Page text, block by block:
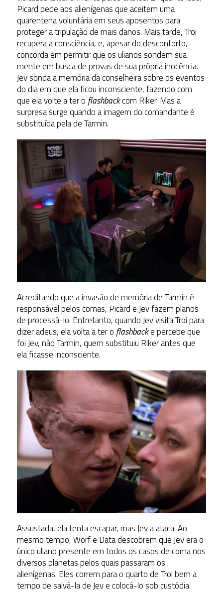
Picard pede aos alienígenas que aceitem uma
quarentena voluntária em seus aposentos para
proteger a tripulação de mais danos. Mais tarde, Troi
recupera a consciência, e, apesar do desconforto,
concorda em permitir que os ulianos sondem sua
mente em busca de provas de sua própria inocência.
Jev sonda a memória da conselheira sobre os eventos
do dia em que ela ficou inconsciente, fazendo com
que ela volte a ter o flashbackcom Riker. Mas a
surpresa surge quando a imagem do comandante é
substituída pela de Tarmin.
Acreditando que a invasão de memória de Tarmin é
responsável pelos comas, Picard e Jev fazem planos
de processá-lo. Entretanto, quando Jev visita Troi para
dizer adeus, ela volta a ter o flashbacke percebe que
foi Jev, não Tarmin, quem substituiu Riker antes que
ela ficasse inconsciente.
Assustada, ela tenta escapar, mas Jev a ataca. Ao
mesmo tempo, Worf e Data descobrem que Jev era o
único uliano presente em todos os casos de coma nos
diversos planetas pelos quais passaram os
alienígenas. Eles correm para o quarto de Troi bem a
tempo de salvá-la de Jev e colocá-lo sob custódia.